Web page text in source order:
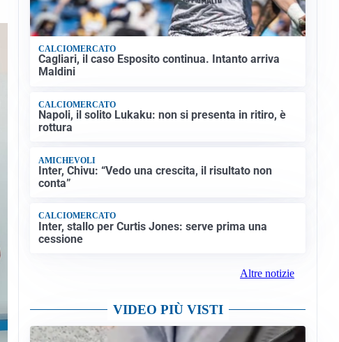
CALCIOMERCATO
Cagliari, il caso Esposito continua. Intanto arriva
Maldini
CALCIOMERCATO
Napoli, il solito Lukaku: non si presenta in ritiro, è
rottura
AMICHEVOLI
Inter, Chivu: “Vedo una crescita, il risultato non
conta”
CALCIOMERCATO
Inter, stallo per Curtis Jones: serve prima una
cessione
Altre notizie
VIDEO PIÙ VISTI